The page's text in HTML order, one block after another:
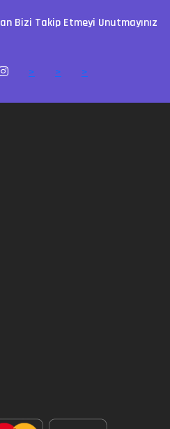
Bizi Takip Etmeyi Unutmayınız
> > >